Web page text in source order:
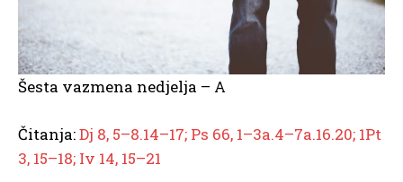
Šesta vazmena nedjelja – A
Čitanja:Dj 8, 5–8.14–17; Ps 66, 1–3a.4–7a.16.20; 1Pt
3, 15–18; Iv 14, 15–21